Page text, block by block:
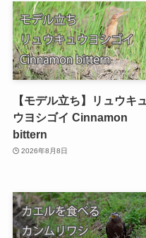
【モデル立ち】リュウキュ
ウヨシゴイ Cinnamon
bittern
2026年8月8日